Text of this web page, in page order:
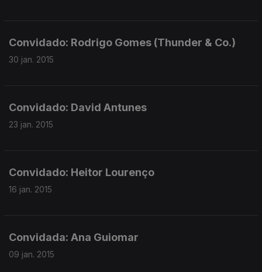
Convidado: Rodrigo Gomes (Thunder & Co.)
30 jan. 2015
Convidado: David Antunes
23 jan. 2015
Convidado: Heitor Lourenço
16 jan. 2015
Convidada: Ana Guiomar
09 jan. 2015